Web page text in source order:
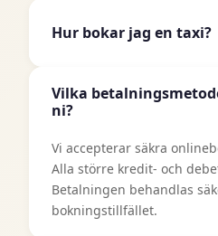
Hur bokar jag en taxi?
Använd vårt
upphämtningsplats och
och tid, och välj sedan din
Du får ett omedelbart pris
bokning.
Vilka
ni?
Vi accepterar säkra
Alla större kredit- och
Betalningen behandlas
bokningstillfället.